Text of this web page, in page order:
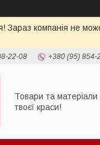
Зараз компанія не
22-08 +380 (95) 854-
Товари та
твоєї краси!